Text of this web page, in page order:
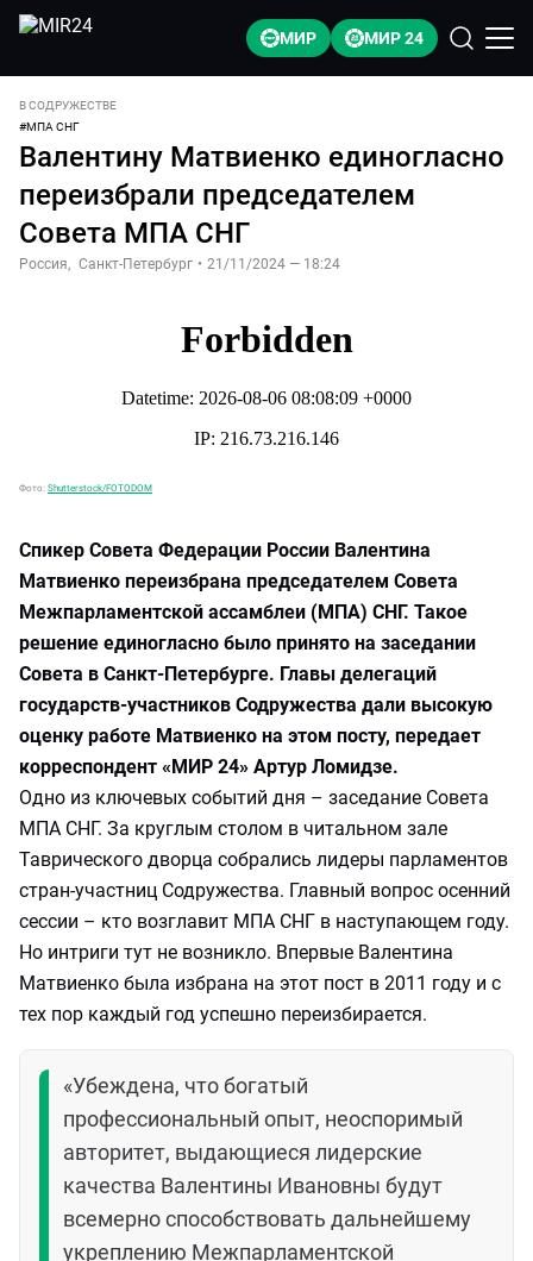
МИР МИР 24
В СОДРУЖЕСТВЕ
#МПА СНГ
Валентину Матвиенко единогласно
переизбрали председателем
Совета МПА СНГ
Россия, Санкт-Петербург • 21/11/2024 — 18:24
Фото: Shutterstock/FOTODOM
Спикер Совета Федерации России Валентина
Матвиенко переизбрана председателем Совета
Межпарламентской ассамблеи (МПА) СНГ. Такое
решение единогласно было принято на заседании
Совета в Санкт-Петербурге. Главы делегаций
государств-участников Содружества дали высокую
оценку работе Матвиенко на этом посту, передает
корреспондент «МИР 24» Артур Ломидзе.
Одно из ключевых событий дня – заседание Совета
МПА СНГ. За круглым столом в читальном зале
Таврического дворца собрались лидеры парламентов
стран-участниц Содружества. Главный вопрос осенний
сессии – кто возглавит МПА СНГ в наступающем году.
Но интриги тут не возникло. Впервые Валентина
Матвиенко была избрана на этот пост в 2011 году и с
тех пор каждый год успешно переизбирается.
«Убеждена, что богатый
профессиональный опыт, неоспоримый
авторитет, выдающиеся лидерские
качества Валентины Ивановны будут
всемерно способствовать дальнейшему
укреплению Межпарламентской